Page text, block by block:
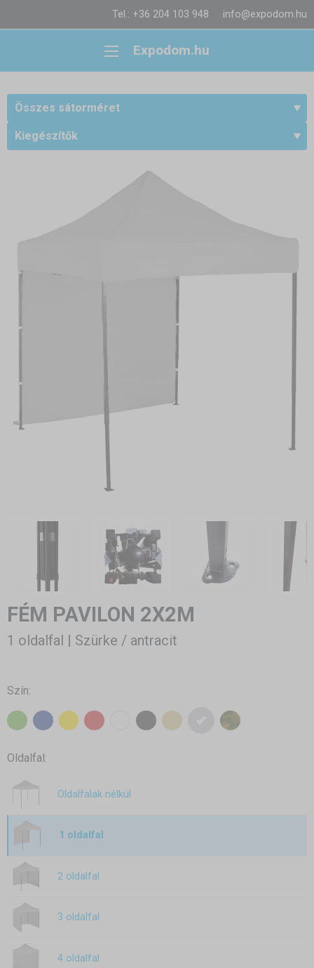
Tel.: +36 204 103 948 info@expodom.hu
Expodom.hu
Összes sátorméret
Kiegészítők
FÉM PAVILON 2X2M
1 oldalfal | Szürke / antracit
Szín:
Oldalfal:
Oldalfalak nélkül
1 oldalfal
2 oldalfal
3 oldalfal
4 oldalfal